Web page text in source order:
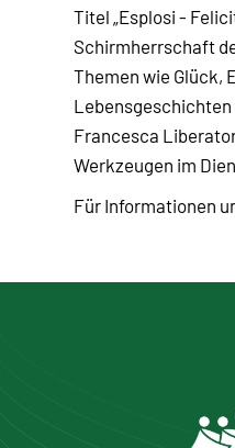
Titel „Esplosi -
Schirmherrschaft
Themen wie Glück,
Lebensgeschichten
Francesca
Werkzeugen im
Für Informationen